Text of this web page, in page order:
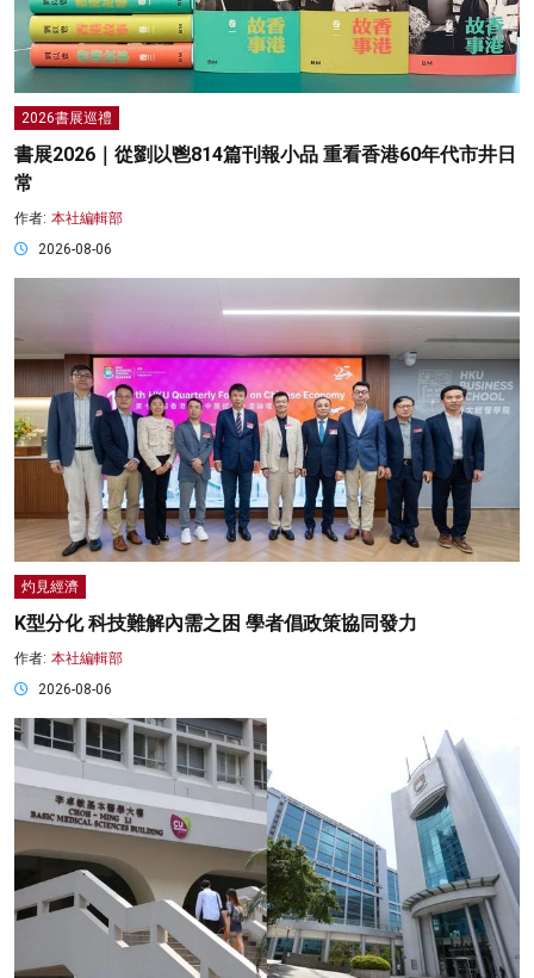
2026書展巡禮
書展2026｜從劉以鬯814篇刊報小品 重看香港60年代市井日
常
作者: 本社編輯部
2026-08-06
灼見經濟
K型分化 科技難解內需之困 學者倡政策協同發力
作者: 本社編輯部
2026-08-06